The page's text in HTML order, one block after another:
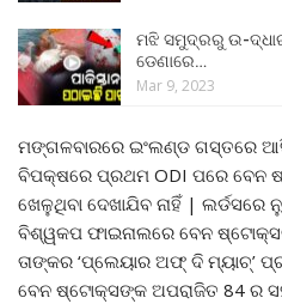
ମଝି ସମୁଦ୍ରରୁ ଉ-ଦ୍ଧାର
ଡେଣାରେ…
Mar 9, 2023
ମଙ୍ଗଳବାରରେ ଇଂଲଣ୍ଡ ଗସ୍ତରେ
ବିପକ୍ଷରେ ପ୍ରଥମ ODI ପରେ ବେନ
ଖେଳୁଥିବା ଦେଖାଯିବ ନାହିଁ |
ବିଶ୍ୱକପ ଫାଇନାଲରେ ବେନ
ତାଙ୍କର ‘ପ୍ଲେୟାର ଅଫ୍ ଦି ମ୍ୟାଚ୍’
ବେନ ଷ୍ଟୋକ୍ସଙ୍କ ଅପରାଜିତ 84 ର